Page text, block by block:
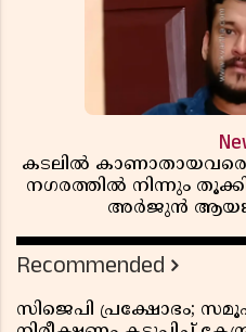
കടലിൽ കാണാതായവരെ
നഗരത്തിൽ നിന്നും
അർജുൻ
Recommended
സിജെപി പ്രക്ഷോഭം;